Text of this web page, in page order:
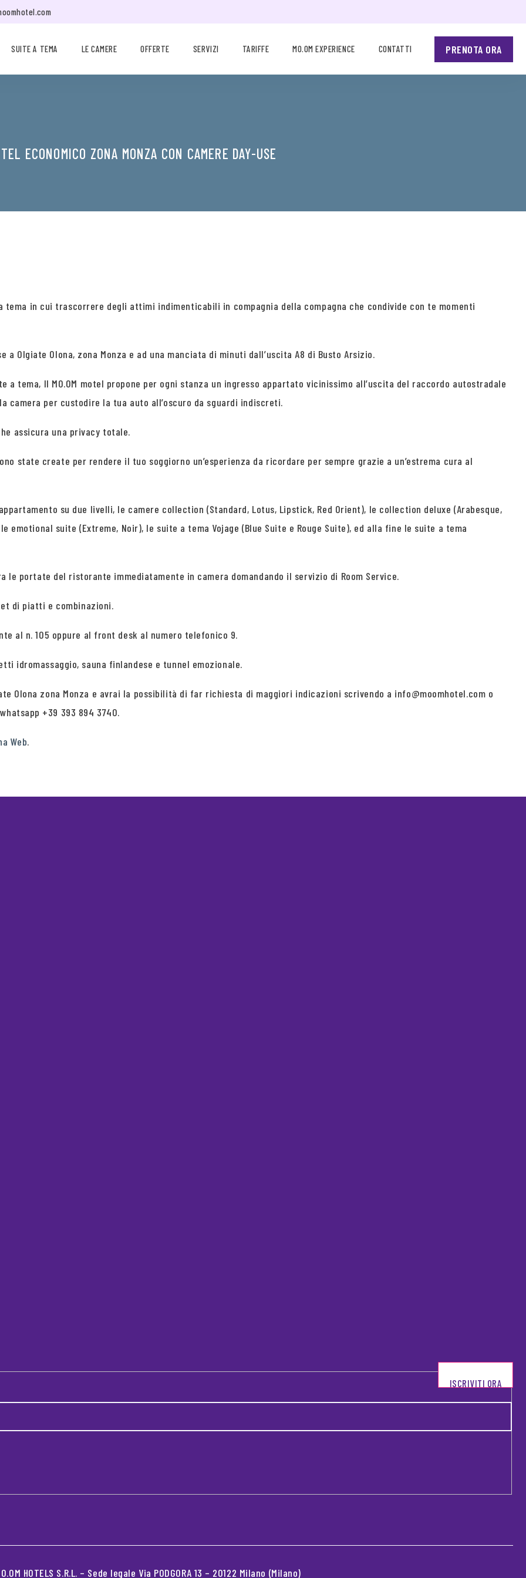
SUITE A TEMA LE CAMERE OFFERTE SERVIZI TARIFFE MO.OM EXPERIENCE CONTATTI PRENOTA ORA
ECONOMICO ZONA MONZA CON CAMERE DAY-USE
tema in cui trascorrere degli attimi indimenticabili in compagnia della compagna che condivide con te momenti
a Olgiate Olona, zona Monza e ad una manciata di minuti dall’uscita A8 di Busto Arsizio.
tema, Il MO.OM motel propone per ogni stanza un ingresso appartato vicinissimo all’uscita del raccordo autostradale
camera per custodire la tua auto all’oscuro da sguardi indiscreti.
assicura una privacy totale.
state create per rendere il tuo soggiorno un’esperienza da ricordare per sempre grazie a un’estrema cura al
su due livelli, le camere collection (Standard, Lotus, Lipstick, Red Orient), le collection deluxe (Arabesque,
emotional suite (Extreme, Noir), le suite a tema Vojage (Blue Suite e Rouge Suite), ed alla fine le suite a tema
le portate del ristorante immediatamente in camera domandando il servizio di Room Service.
di piatti e combinazioni.
al n. 105 oppure al front desk al numero telefonico 9.
idromassaggio, sauna finlandese e tunnel emozionale.
Olona zona Monza e avrai la possibilità di far richiesta di maggiori indicazioni scrivendo a info@moomhotel.com o
+39 393 894 3740.
Web.
ISCRIVITI ORA
HOTELS S.R.L. – Sede legale Via PODGORA 13 – 20122 Milano (Milano)